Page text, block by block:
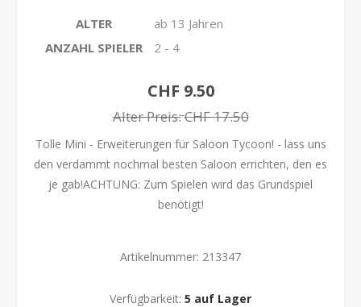
ALTER
ab 13 Jahren
ANZAHL SPIELER
2 - 4
CHF 9.50
Alter Preis:CHF 17.50
Tolle Mini - Erweiterungen für Saloon Tycoon! - lass uns
den verdammt nochmal besten Saloon errichten, den es
je gab!ACHTUNG: Zum Spielen wird das Grundspiel
benötigt!
Artikelnummer: 213347
Verfügbarkeit: 5 auf Lager